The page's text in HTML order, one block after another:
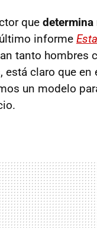
que determina
informe
tanto hombres
está claro que
un modelo